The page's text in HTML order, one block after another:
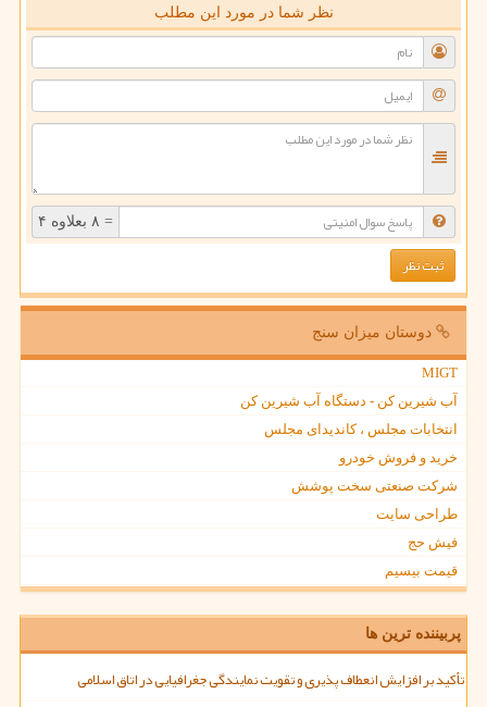
نظر شما در مورد این مطلب
= ۸ بعلاوه ۴
دوستان میزان سنج
MIGT
آب شیرین کن - دستگاه آب شیرین کن
انتخابات مجلس ، کاندیدای مجلس
خرید و فروش خودرو
شرکت صنعتی سخت پوشش
طراحی سایت
فیش حج
قیمت بیسیم
پربیننده ترین ها
تأکید بر افزایش انعطاف پذیری و تقویت نمایندگی جغرافیایی در اتاق اسلامی